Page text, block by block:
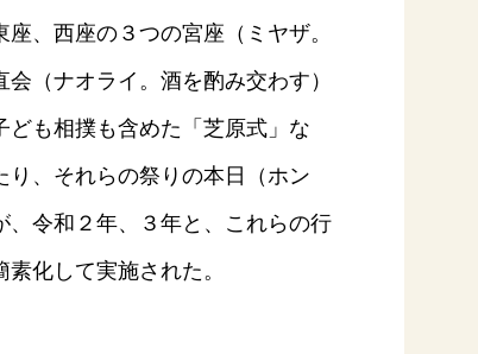
、西座の３つの宮座（ミヤザ。
（ナオライ。酒を酌み交わす）
も相撲も含めた「芝原式」な
り、それらの祭りの本日（ホン
、令和２年、３年と、これらの行
化して実施された。